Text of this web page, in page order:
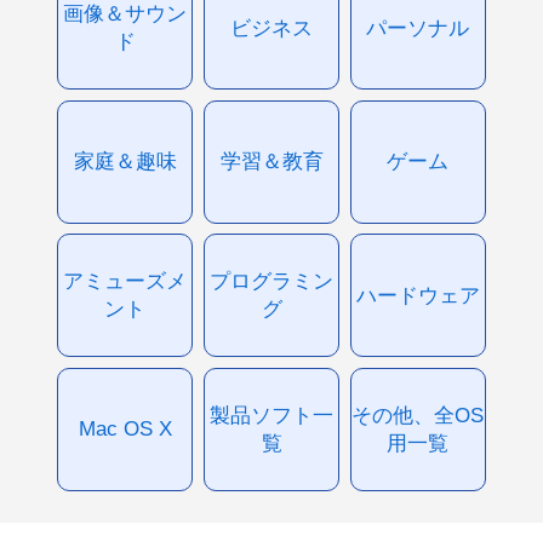
画像＆サウン
ド
ビジネス パーソナル
家庭＆趣味 学習＆教育 ゲーム
アミューズメ
ント
プログラミン
グ
ハードウェア
Mac OS X
製品ソフト一
覧
その他、全OS
用一覧